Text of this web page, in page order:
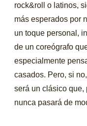
rock&roll o latinos,
más esperados por
un toque personal,
de un coreógrafo
especialmente
casados. Pero, si
será un clásico que,
nunca pasará de